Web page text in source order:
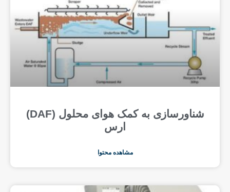
شناورسازی به کمک هوای محلول (DAF)
ارس
مشاهده محتوا